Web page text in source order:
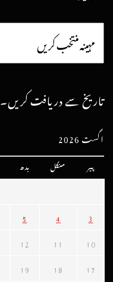
تاریخ سے دریافت کریں۔
اگست 2026
پیر منگل بدھ
3
4
5
10
11
12
17
18
19